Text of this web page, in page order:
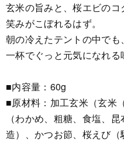
玄米の旨みと、桜エビの
笑みがこぼれるはず。
朝の冷えたテントの中で
一杯でぐっと元気になれる
■内容量：60g
■原材料：加工玄米（玄米
（わかめ、粗糖、食塩、
造）、かつお節、桜えび（